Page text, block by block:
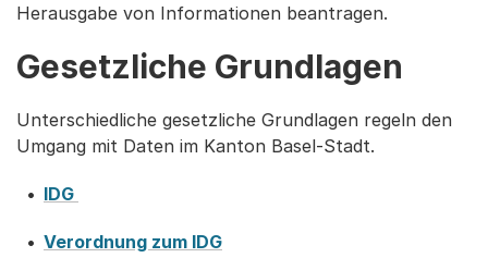
Herausgabe von Informationen beantragen.
Gesetzliche Grundlagen
Unterschiedliche gesetzliche Grundlagen regeln den
Umgang mit Daten im Kanton Basel-Stadt.
IDG
Verordnung zum IDG